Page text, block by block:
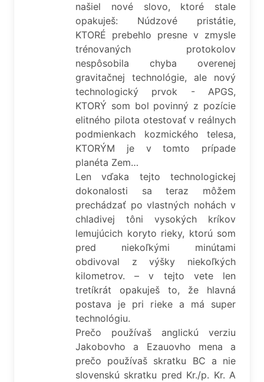
našiel nové slovo, ktoré stale
opakuješ: Núdzové pristátie,
KTORÉ prebehlo presne v zmysle
trénovaných protokolov
nespôsobila chyba overenej
gravitačnej technológie, ale nový
technologický prvok - APGS,
KTORÝ som bol povinný z pozície
elitného pilota otestovať v reálnych
podmienkach kozmického telesa,
KTORÝM je v tomto prípade
planéta Zem…
Len vďaka tejto technologickej
dokonalosti sa teraz môžem
prechádzať po vlastných nohách v
chladivej tôni vysokých kríkov
lemujúcich koryto rieky, ktorú som
pred niekoľkými minútami
obdivoval z výšky niekoľkých
kilometrov. – v tejto vete len
tretíkrát opakuješ to, že hlavná
postava je pri rieke a má super
technológiu.
Prečo používaš anglickú verziu
Jakobovho a Ezauovho mena a
prečo používaš skratku BC a nie
slovenskú skratku pred Kr./p. Kr. A